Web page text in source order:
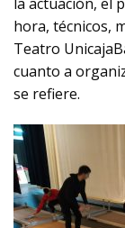
hora, técnicos,
Teatro
cuanto a
se refiere.